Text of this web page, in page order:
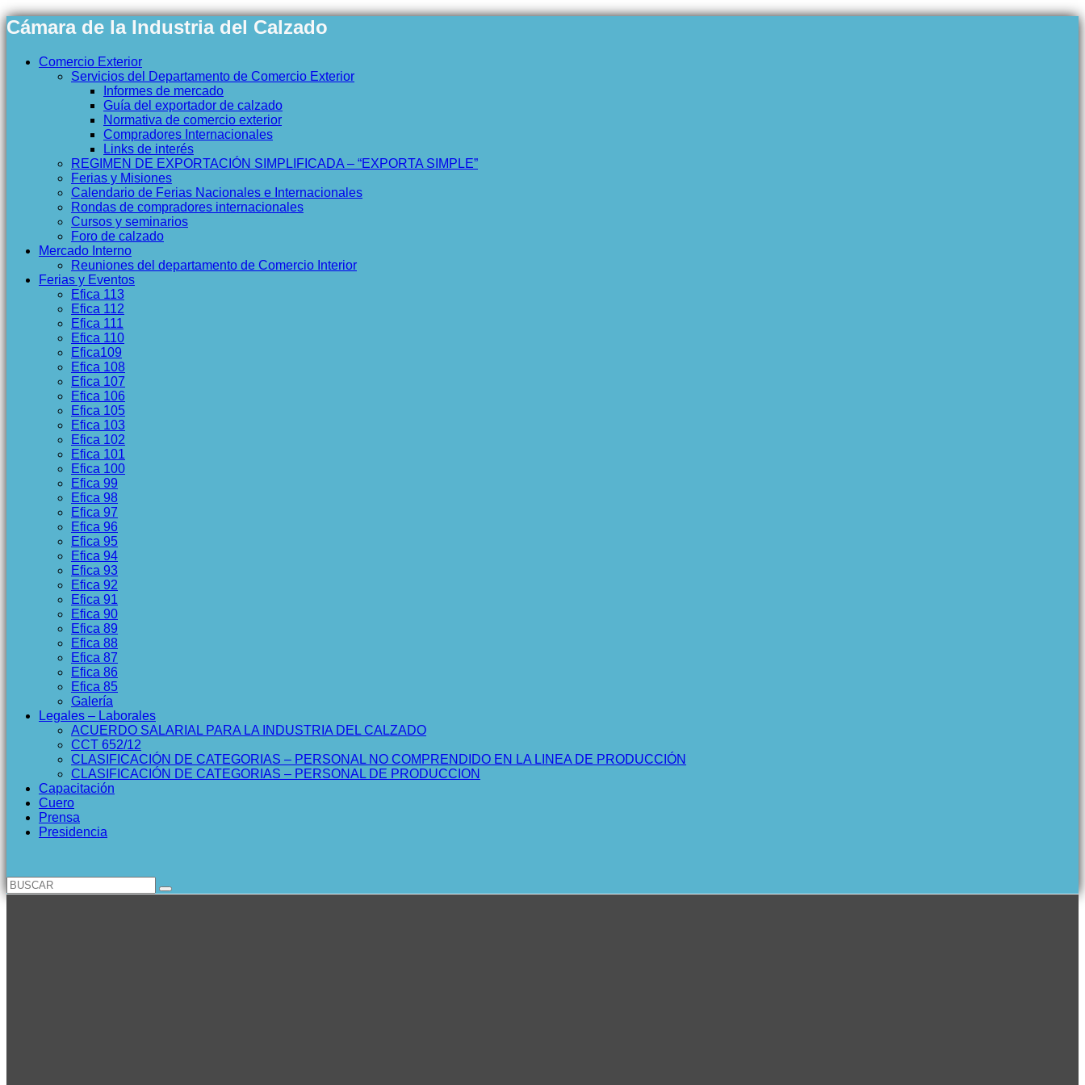
Cámara de la Industria del Calzado
Comercio Exterior
Servicios del Departamento de Comercio Exterior
Informes de mercado
Guía del exportador de calzado
Normativa de comercio exterior
Compradores Internacionales
Links de interés
REGIMEN DE EXPORTACIÓN SIMPLIFICADA – “EXPORTA SIMPLE”
Ferias y Misiones
Calendario de Ferias Nacionales e Internacionales
Rondas de compradores internacionales
Cursos y seminarios
Foro de calzado
Mercado Interno
Reuniones del departamento de Comercio Interior
Ferias y Eventos
Efica 113
Efica 112
Efica 111
Efica 110
Efica109
Efica 108
Efica 107
Efica 106
Efica 105
Efica 103
Efica 102
Efica 101
Efica 100
Efica 99
Efica 98
Efica 97
Efica 96
Efica 95
Efica 94
Efica 93
Efica 92
Efica 91
Efica 90
Efica 89
Efica 88
Efica 87
Efica 86
Efica 85
Galería
Legales – Laborales
ACUERDO SALARIAL PARA LA INDUSTRIA DEL CALZADO
CCT 652/12
CLASIFICACIÓN DE CATEGORIAS – PERSONAL NO COMPRENDIDO EN LA LINEA DE PRODUCCIÓN
CLASIFICACIÓN DE CATEGORIAS – PERSONAL DE PRODUCCION
Capacitación
Cuero
Prensa
Presidencia